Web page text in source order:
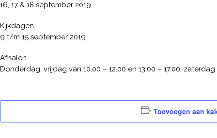
16, 17 & 18 september 2019
Kijkdagen
9 t/m 15 september 2019
Afhalen
Donderdag, vrijdag van 10.00 – 12.00 en 13.00 – 17.00,
Toevoegen aan